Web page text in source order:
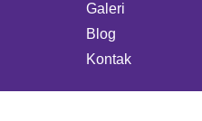
Galeri
Blog
Kontak